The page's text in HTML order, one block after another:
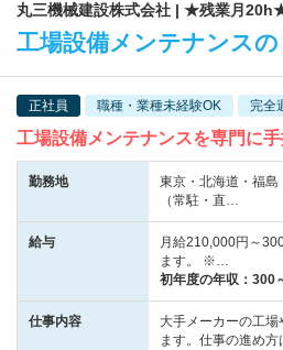
丸三機械建設株式会社 | ★残業月
工場設備メンテナンス
正社員 職種・業種未経験OK 完全
工場設備メンテナンスを専門に
勤務地
東京・北海道・福
（常駐・直…
給与
月給210,000円～
ます。 ※…
初年度の年収： 300
仕事内容
大手メーカーの工
ます。仕事の進め方